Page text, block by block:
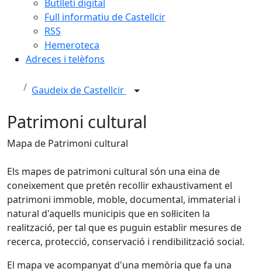
Butlletí digital
Full informatiu de Castellcir
RSS
Hemeroteca
Adreces i telèfons
Gaudeix de Castellcir
Patrimoni cultural
Mapa de Patrimoni cultural
Els mapes de patrimoni cultural són una eina de
coneixement que pretén recollir exhaustivament el
patrimoni immoble, moble, documental, immaterial i
natural d'aquells municipis que en sol·liciten la
realització, per tal que es puguin establir mesures de
recerca, protecció, conservació i rendibilització social.
El mapa ve acompanyat d'una memòria que fa una